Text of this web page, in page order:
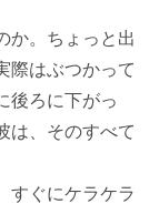
か。ちょっと出
際はぶつかって
後ろに下がっ
は、そのすべて
すぐにケラケラ